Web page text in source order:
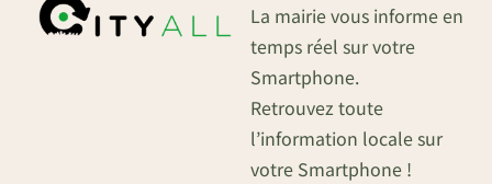
La mairie vous informe en
temps réel sur votre
Smartphone.
Retrouvez toute
l’information locale sur
votre Smartphone !